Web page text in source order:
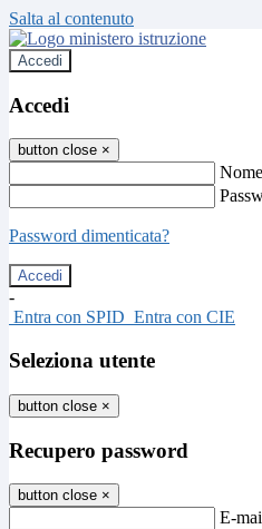
Salta al contenuto
Accedi
Accedi
button close ×
Password dimenticata?
-
Entra con SPID Entra con CIE
Seleziona utente
button close ×
Recupero password
button close ×
E-